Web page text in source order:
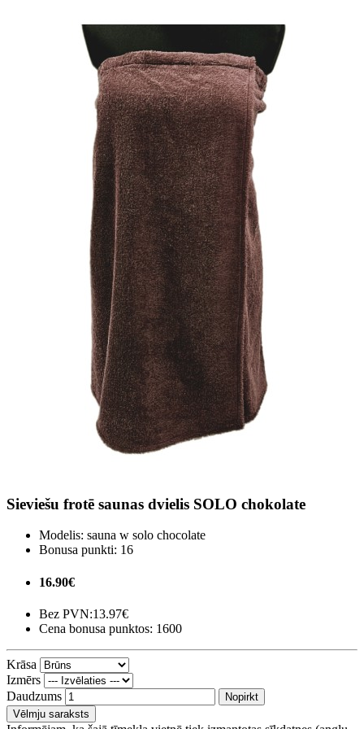
Sieviešu frotē saunas dvielis SOLO chokolate
Modelis: sauna w solo chocolate
Bonusa punkti: 16
16.90€
Bez PVN:13.97€
Cena bonusa punktos: 1600
Krāsa
Izmērs
Daudzums
Nopirkt
Vēlmju saraksts